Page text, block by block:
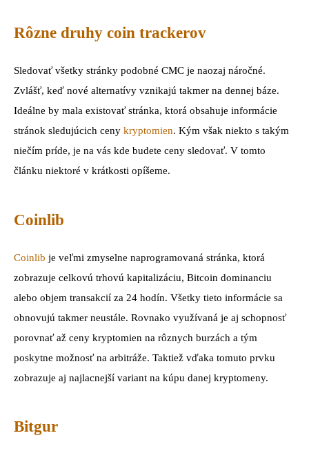
Rôzne druhy coin trackerov
Sledovať všetky stránky podobné CMC je naozaj náročné.
Zvlášť, keď nové alternatívy vznikajú takmer na dennej báze.
Ideálne by mala existovať stránka, ktorá obsahuje informácie
stránok sledujúcich ceny kryptomien. Kým však niekto s takým
niečím príde, je na vás kde budete ceny sledovať. V tomto
článku niektoré v krátkosti opíšeme.
Coinlib
Coinlib je veľmi zmyselne naprogramovaná stránka, ktorá
zobrazuje celkovú trhovú kapitalizáciu, Bitcoin dominanciu
alebo objem transakcií za 24 hodín. Všetky tieto informácie sa
obnovujú takmer neustále. Rovnako využívaná je aj schopnosť
porovnať až ceny kryptomien na rôznych burzách a tým
poskytne možnosť na arbitráže. Taktiež vďaka tomuto prvku
zobrazuje aj najlacnejší variant na kúpu danej kryptomeny.
Bitgur